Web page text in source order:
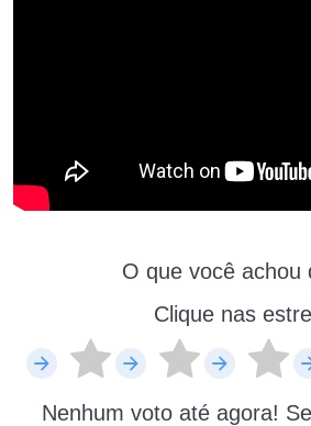
O que você achou
Clique nas
Nenhum voto até agora!